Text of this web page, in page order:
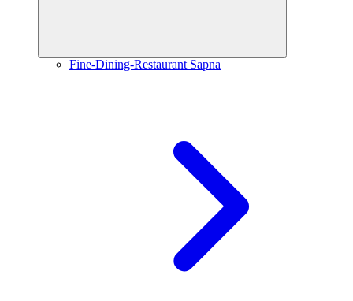
Fine-Dining-Restaurant Sapna